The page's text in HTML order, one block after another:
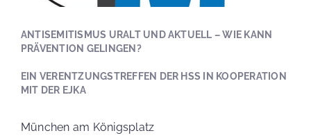
ANTISEMITISMUS URALT UND AKTUELL – WIE KANN
PRÄVENTION GELINGEN?
EIN VERENTZUNGSTREFFEN DER HSS IN KOOPERATION
MIT DER EJKA
München am Königsplatz